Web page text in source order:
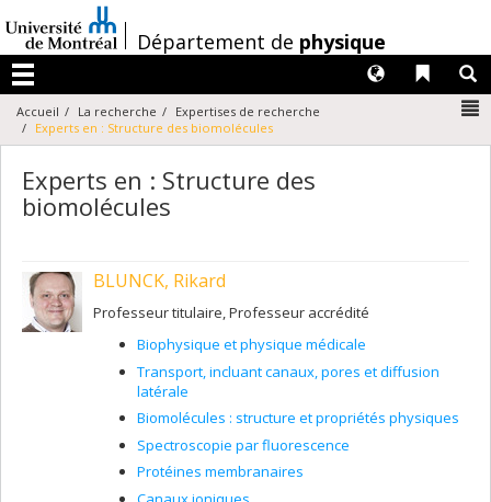
au
contenu
/Département de physique
Menu
Liens
Langues
Accueil La recherche
Expertises de recherche
Experts en : Structure des biomolécules
Experts en : Structure des
biomolécules
BLUNCK, Rikard
Professeur titulaire, Professeur accrédité
Biophysique et physique médicale
Transport, incluant canaux, pores et diffusion
latérale
Biomolécules : structure et propriétés physiques
Spectroscopie par fluorescence
Protéines membranaires